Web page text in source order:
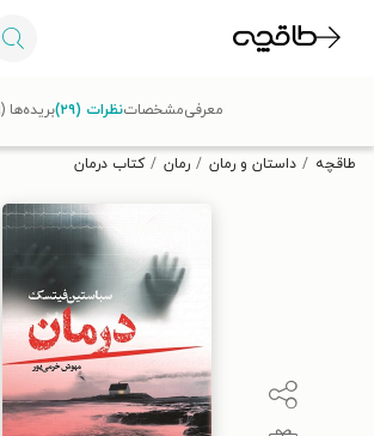
تخفیف از طاقچه دریافت کن.
طاقچه داستان و رمان رمان کتاب درمان
معرفیمشخصاتنظرات (۲۹) بریده‌ها (۹)